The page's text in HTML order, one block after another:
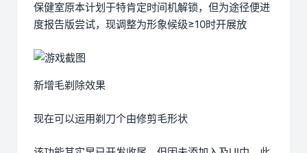
保健室原本计划于特肯定时间机解锁，但为途径便进
度报告版尝试，现调整为形象候级≥10时开展放
新增毛剃除效果
现在可以运用剃刀个由修剪毛形状